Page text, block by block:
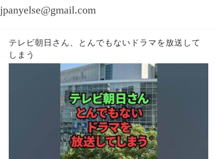
jpanyelse@gmail.com
テレビ朝日さん、とんでもないドラマを放送して
しまう